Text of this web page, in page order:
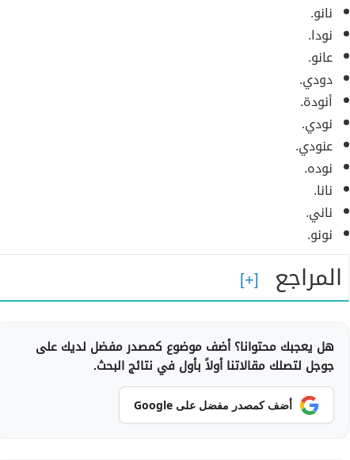
نانو.
نودا.
عانو.
دودي.
أنودة.
نودي.
عنودي.
نوده.
نانا.
ناني.
نونو.
المراجع
هل يعجبك محتوانا؟ أضف موضوع كمصدر مفضل لديك على
جوجل لتصلك مقالاتنا أولاً بأول في نتائج البحث.
أضف كمصدر مفضل على Google